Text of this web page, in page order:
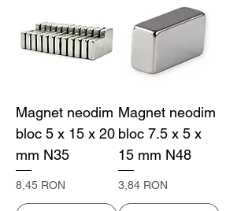
Magnet neodim
bloc 5 x 15 x 20
mm N35
Preț
8,45 RON
Magnet neodim
bloc 7.5 x 5 x
15 mm N48
Preț
3,84 RON